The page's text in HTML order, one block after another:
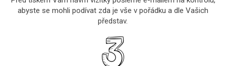
abyste se mohli podívat zda je vše v pořádku a dle Vašich
představ.